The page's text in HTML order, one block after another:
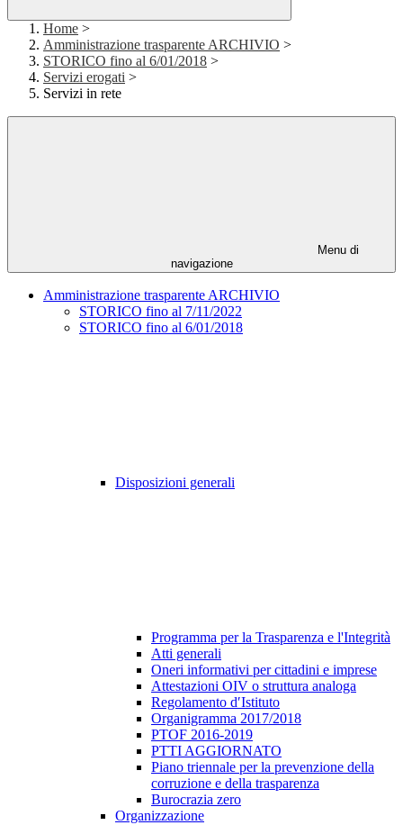
Home >
Amministrazione trasparente ARCHIVIO >
STORICO fino al 6/01/2018 >
Servizi erogati >
Servizi in rete
Menu di
navigazione
Amministrazione trasparente ARCHIVIO
STORICO fino al 7/11/2022
STORICO fino al 6/01/2018
Disposizioni generali
Programma per la Trasparenza e l'Integrità
Atti generali
Oneri informativi per cittadini e imprese
Attestazioni OIV o struttura analoga
Regolamento d′Istituto
Organigramma 2017/2018
PTOF 2016-2019
PTTI AGGIORNATO
Piano triennale per la prevenzione della
corruzione e della trasparenza
Burocrazia zero
Organizzazione